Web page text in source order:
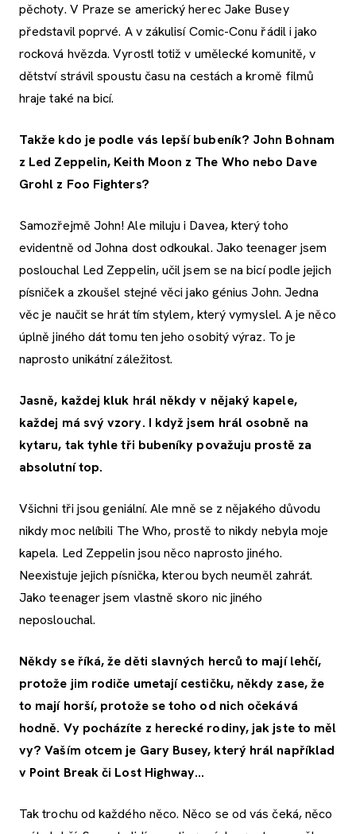
pěchoty. V Praze se americký herec Jake Busey
představil poprvé. A v zákulisí Comic-Conu řádil i jako
rocková hvězda. Vyrostl totiž v umělecké komunitě, v
dětství strávil spoustu času na cestách a kromě filmů
hraje také na bicí.
Takže kdo je podle vás lepší bubeník? John Bohnam
z Led Zeppelin, Keith Moon z The Who nebo Dave
Grohl z Foo Fighters?
Samozřejmě John! Ale miluju i Davea, který toho
evidentně od Johna dost odkoukal. Jako teenager jsem
poslouchal Led Zeppelin, učil jsem se na bicí podle jejich
písniček a zkoušel stejné věci jako génius John. Jedna
věc je naučit se hrát tím stylem, který vymyslel. A je něco
úplně jiného dát tomu ten jeho osobitý výraz. To je
naprosto unikátní záležitost.
Jasně, každej kluk hrál někdy v nějaký kapele,
každej má svý vzory. I když jsem hrál osobně na
kytaru, tak tyhle tři bubeníky považuju prostě za
absolutní top.
Všichni tři jsou geniální. Ale mně se z nějakého důvodu
nikdy moc nelíbili The Who, prostě to nikdy nebyla moje
kapela. Led Zeppelin jsou něco naprosto jiného.
Neexistuje jejich písnička, kterou bych neuměl zahrát.
Jako teenager jsem vlastně skoro nic jiného
neposlouchal.
Někdy se říká, že děti slavných herců to mají lehčí,
protože jim rodiče umetají cestičku, někdy zase, že
to mají horší, protože se toho od nich očekává
hodně. Vy pocházíte z herecké rodiny, jak jste to měl
vy? Vaším otcem je Gary Busey, který hrál například
v Point Break či Lost Highway...
Tak trochu od každého něco. Něco se od vás čeká, něco